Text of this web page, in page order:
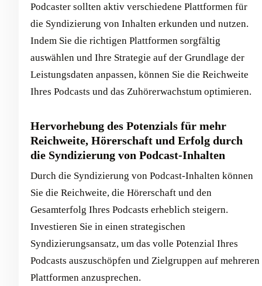
Podcaster sollten aktiv verschiedene Plattformen für
die Syndizierung von Inhalten erkunden und nutzen.
Indem Sie die richtigen Plattformen sorgfältig
auswählen und Ihre Strategie auf der Grundlage der
Leistungsdaten anpassen, können Sie die Reichweite
Ihres Podcasts und das Zuhörerwachstum optimieren.
Hervorhebung des Potenzials für mehr
Reichweite, Hörerschaft und Erfolg durch
die Syndizierung von Podcast-Inhalten
Durch die Syndizierung von Podcast-Inhalten können
Sie die Reichweite, die Hörerschaft und den
Gesamterfolg Ihres Podcasts erheblich steigern.
Investieren Sie in einen strategischen
Syndizierungsansatz, um das volle Potenzial Ihres
Podcasts auszuschöpfen und Zielgruppen auf mehreren
Plattformen anzusprechen.